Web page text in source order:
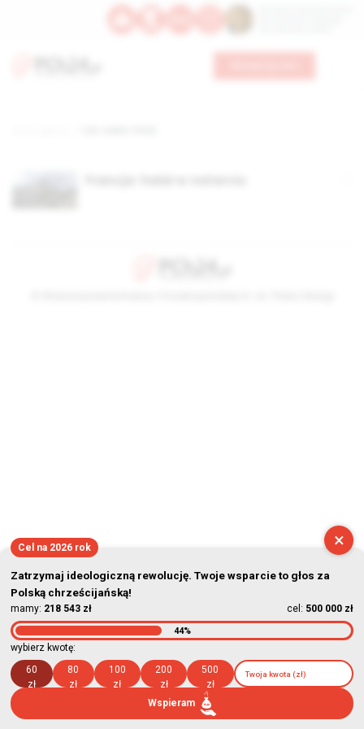
×
Cel na 2026 rok
Zatrzymaj ideologiczną rewolucję. Twoje wsparcie to głos za
Polską chrześcijańską!
mamy: 218 543 zł cel: 500 000 zł
44%
wybierz kwotę:
60
zł
80
zł
100
zł
200
zł
500
zł
Wspieram